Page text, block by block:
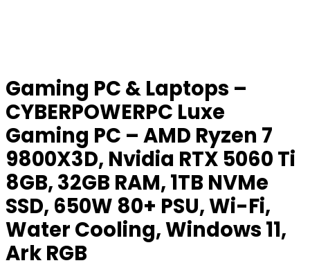
Gaming PC & Laptops –
CYBERPOWERPC Luxe
Gaming PC – AMD Ryzen 7
9800X3D, Nvidia RTX 5060 Ti
8GB, 32GB RAM, 1TB NVMe
SSD, 650W 80+ PSU, Wi-Fi,
Water Cooling, Windows 11,
Ark RGB